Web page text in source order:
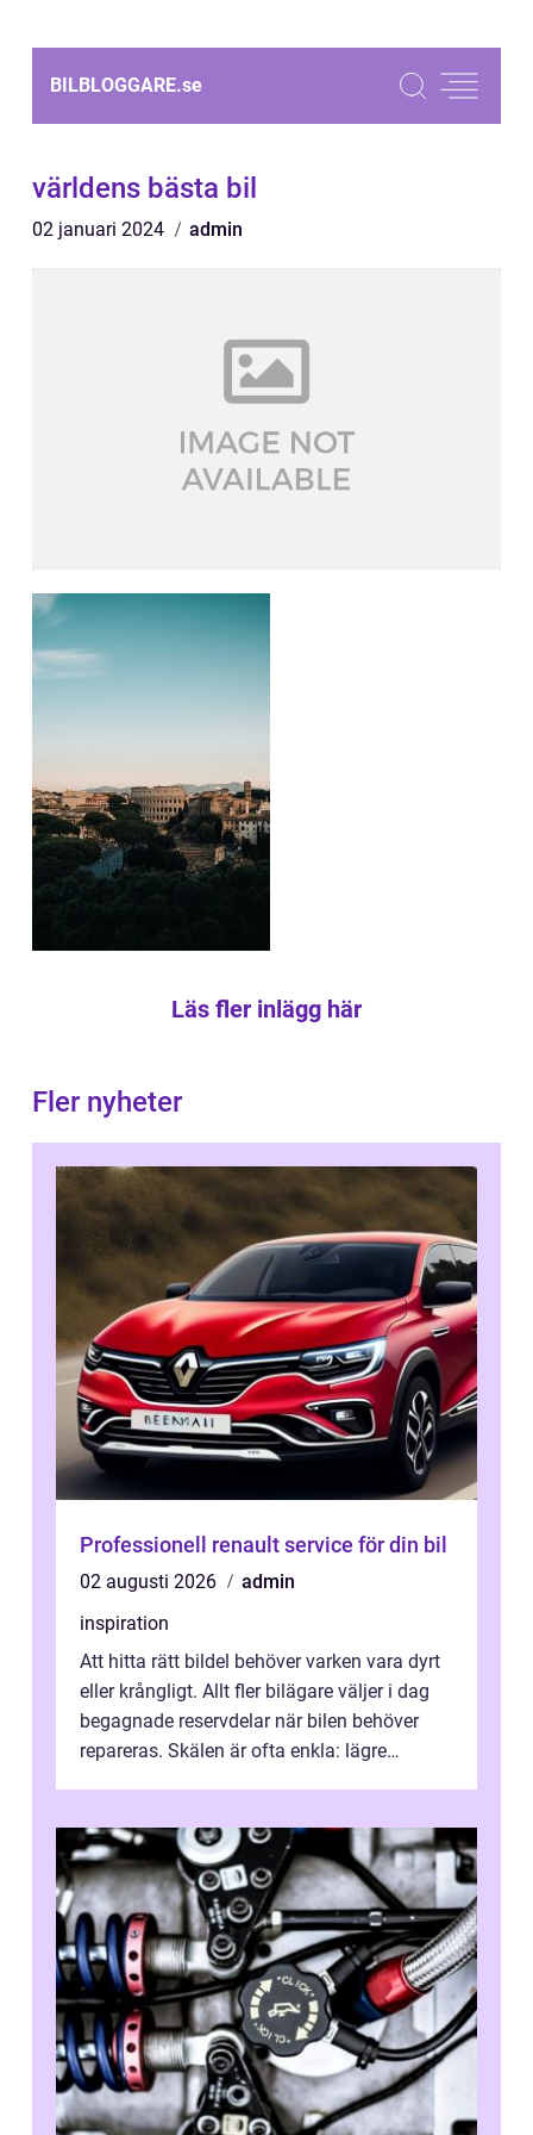
BILBLOGGARE.se
världens bästa bil
02 januari 2024 admin
Läs fler inlägg här
Fler nyheter
Professionell renault service för din bil
02 augusti 2026
admin
inspiration
Att hitta rätt bildel behöver varken vara dyrt
eller krångligt. Allt fler bilägare väljer i dag
begagnade reservdelar när bilen behöver
repareras. Skälen är ofta enkla: lägre